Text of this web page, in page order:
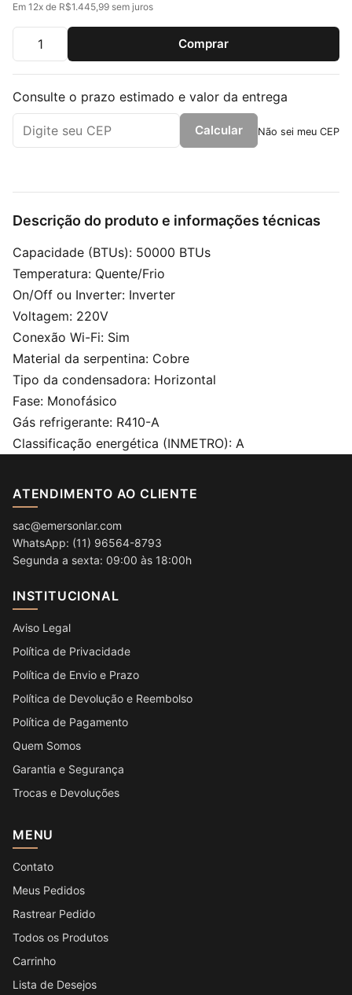
Em 12x de R$1.445,99 sem juros
Quantidade
Comprar
Consulte o prazo estimado e valor da entrega
Calcular Não sei meu CEP
Descrição do produto e informações técnicas
Capacidade (BTUs): 50000 BTUs
Temperatura: Quente/Frio
On/Off ou Inverter: Inverter
Voltagem: 220V
Conexão Wi-Fi: Sim
Material da serpentina: Cobre
Tipo da condensadora: Horizontal
Fase: Monofásico
Gás refrigerante: R410-A
Classificação energética (INMETRO): A
ATENDIMENTO AO CLIENTE
sac@emersonlar.com
WhatsApp: (11) 96564-8793
Segunda a sexta: 09:00 às 18:00h
INSTITUCIONAL
Aviso Legal
Política de Privacidade
Política de Envio e Prazo
Política de Devolução e Reembolso
Política de Pagamento
Quem Somos
Garantia e Segurança
Trocas e Devoluções
MENU
Contato
Meus Pedidos
Rastrear Pedido
Todos os Produtos
Carrinho
Lista de Desejos